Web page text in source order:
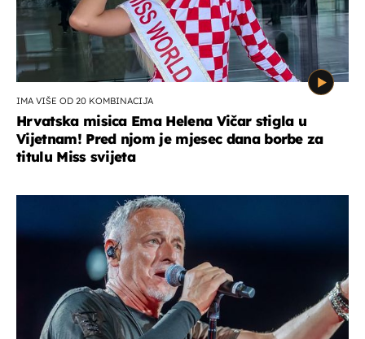
IMA VIŠE OD 20 KOMBINACIJA
Hrvatska misica Ema Helena Vičar stigla u
Vijetnam! Pred njom je mjesec dana borbe za
titulu Miss svijeta